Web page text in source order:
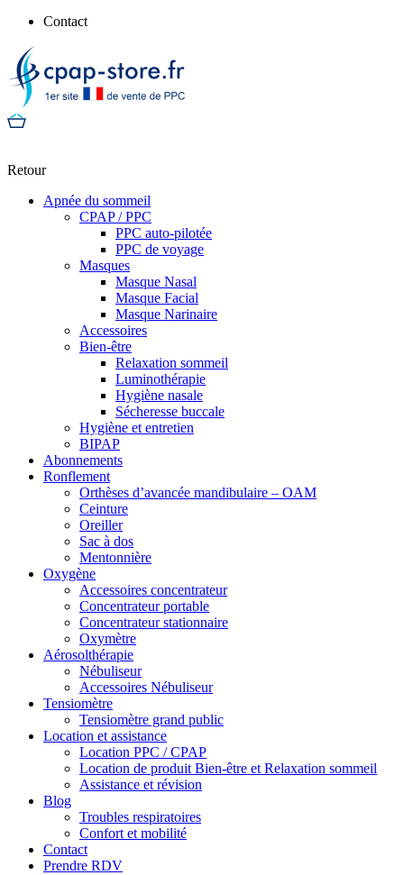
Contact
Retour
Apnée du sommeil
CPAP / PPC
PPC auto-pilotée
PPC de voyage
Masques
Masque Nasal
Masque Facial
Masque Narinaire
Accessoires
Bien-être
Relaxation sommeil
Luminothérapie
Hygiène nasale
Sécheresse buccale
Hygiène et entretien
BIPAP
Abonnements
Ronflement
Orthèses d’avancée mandibulaire – OAM
Ceinture
Oreiller
Sac à dos
Mentonnière
Oxygène
Accessoires concentrateur
Concentrateur portable
Concentrateur stationnaire
Oxymètre
Aérosolthérapie
Nébuliseur
Accessoires Nébuliseur
Tensiomètre
Tensiomètre grand public
Location et assistance
Location PPC / CPAP
Location de produit Bien-être et Relaxation sommeil
Assistance et révision
Blog
Troubles respiratoires
Confort et mobilité
Contact
Prendre RDV